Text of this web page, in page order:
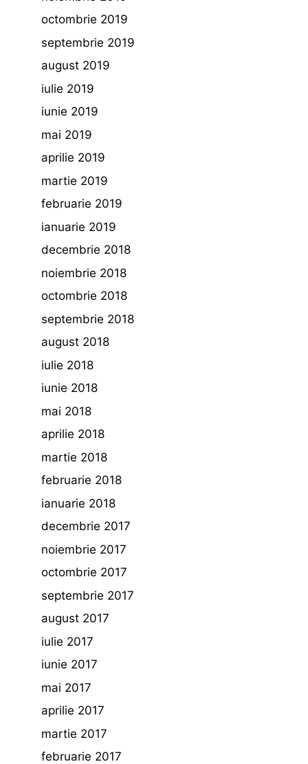
octombrie 2019
septembrie 2019
august 2019
iulie 2019
iunie 2019
mai 2019
aprilie 2019
martie 2019
februarie 2019
ianuarie 2019
decembrie 2018
noiembrie 2018
octombrie 2018
septembrie 2018
august 2018
iulie 2018
iunie 2018
mai 2018
aprilie 2018
martie 2018
februarie 2018
ianuarie 2018
decembrie 2017
noiembrie 2017
octombrie 2017
septembrie 2017
august 2017
iulie 2017
iunie 2017
mai 2017
aprilie 2017
martie 2017
februarie 2017